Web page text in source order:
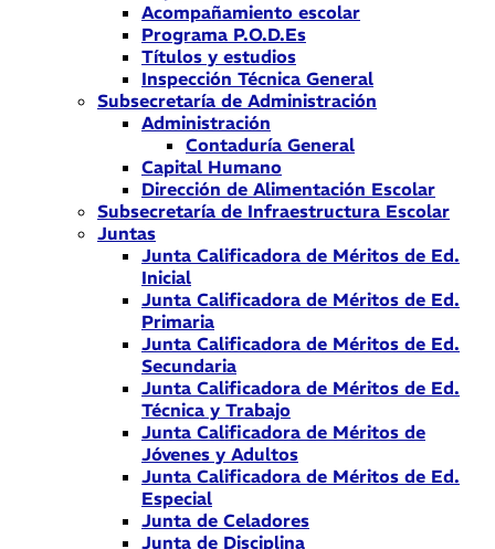
Acompañamiento escolar
Programa P.O.D.Es
Títulos y estudios
Inspección Técnica General
Subsecretaría de Administración
Administración
Contaduría General
Capital Humano
Dirección de Alimentación Escolar
Subsecretaría de Infraestructura Escolar
Juntas
Junta Calificadora de Méritos de Ed.
Inicial
Junta Calificadora de Méritos de Ed.
Primaria
Junta Calificadora de Méritos de Ed.
Secundaria
Junta Calificadora de Méritos de Ed.
Técnica y Trabajo
Junta Calificadora de Méritos de
Jóvenes y Adultos
Junta Calificadora de Méritos de Ed.
Especial
Junta de Celadores
Junta de Disciplina